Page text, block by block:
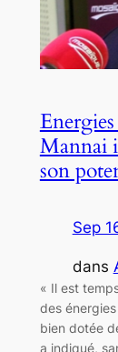
Mannai
son
Sep
dans
« Il est
des
bien dotée
a indiqué,